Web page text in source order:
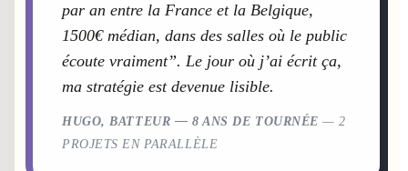
par an entre la France et la Belgique,
1500€ médian, dans des salles où le public
écoute vraiment”. Le jour où j’ai écrit ça,
ma stratégie est devenue lisible.
HUGO, BATTEUR — 8 ANS DE TOURNÉE — 2
PROJETS EN PARALLÈLE